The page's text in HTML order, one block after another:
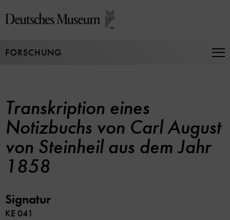
zum
FORSCHUNG
Transkription eines
Notizbuchs von Carl August
von Steinheil aus dem Jahr
1858
Signatur
KE 041